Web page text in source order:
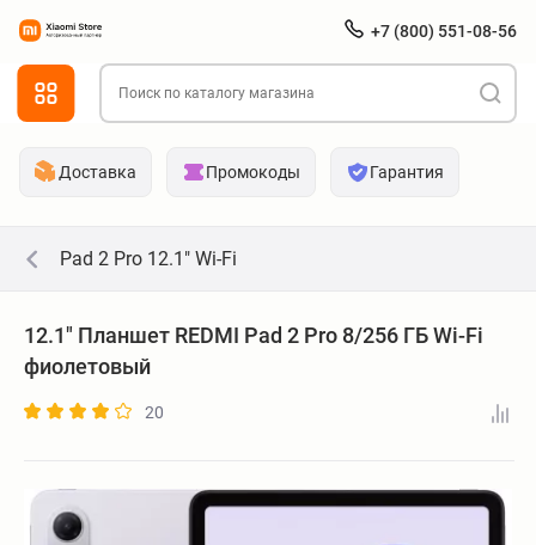
+7 (800) 551-08-56
Доставка Промокоды Гарантия
Pad 2 Pro 12.1" Wi-Fi
12.1" Планшет REDMI Pad 2 Pro 8/256 ГБ Wi-Fi
фиолетовый
20